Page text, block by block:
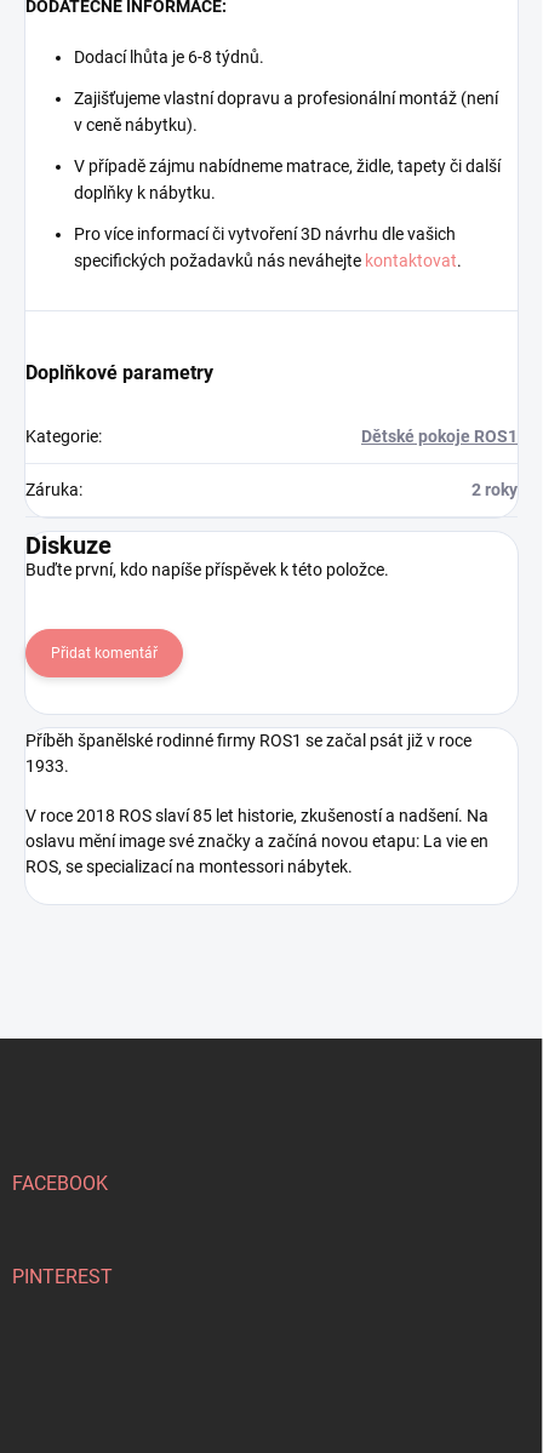
DODATEČNÉ INFORMACE:
Dodací lhůta je 6-8 týdnů.
Zajišťujeme vlastní dopravu a profesionální montáž (není
v ceně nábytku).
V případě zájmu nabídneme matrace, židle, tapety či další
doplňky k nábytku.
Pro více informací či vytvoření 3D návrhu dle vašich
specifických požadavků nás neváhejte kontaktovat.
Doplňkové parametry
Kategorie: Dětské pokoje ROS1
Záruka: 2 roky
Diskuze
Buďte první, kdo napíše příspěvek k této položce.
Přidat komentář
Příběh španělské rodinné firmy ROS1 se začal psát již v roce
1933.
V roce 2018 ROS slaví 85 let historie, zkušeností a nadšení. Na
oslavu mění image své značky a začíná novou etapu: La vie en
ROS, se specializací na montessori nábytek.
FACEBOOK
PINTEREST